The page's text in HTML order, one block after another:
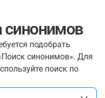
синонимов
подобрать
синонимов». Для
поиск по